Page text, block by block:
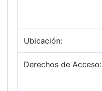
Ubicación:
Derechos de Acceso: